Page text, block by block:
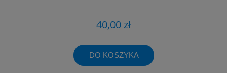
40,00 zł
DO KOSZYKA